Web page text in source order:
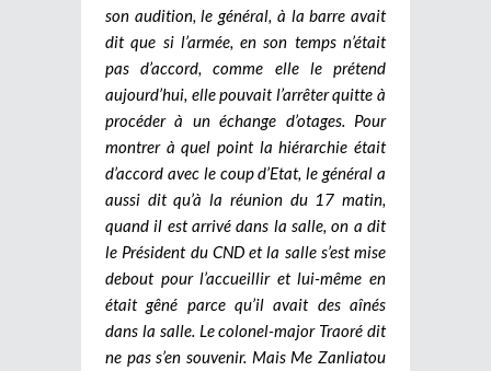
son audition, le général, à la barre avait
dit que si l’armée, en son temps n’était
pas d’accord, comme elle le prétend
aujourd’hui, elle pouvait l’arrêter quitte à
procéder à un échange d’otages. Pour
montrer à quel point la hiérarchie était
d’accord avec le coup d’Etat, le général a
aussi dit qu’à la réunion du 17 matin,
quand il est arrivé dans la salle, on a dit
le Président du CND et la salle s’est mise
debout pour l’accueillir et lui-même en
était gêné parce qu’il avait des aînés
dans la salle. Le colonel-major Traoré dit
ne pas s’en souvenir. Mais Me Zanliatou